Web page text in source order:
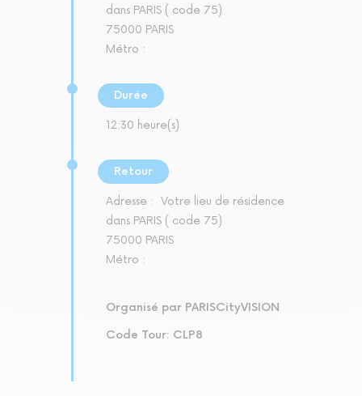
dans PARIS ( code 75)
75000 PARIS
Métro :
Durée
12:30 heure(s)
Retour
Adresse : Votre lieu de résidence
dans PARIS ( code 75)
75000 PARIS
Métro :
Organisé par PARISCityVISION
Code Tour: CLP8